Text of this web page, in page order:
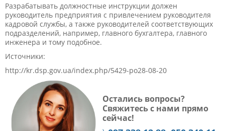
Разрабатывать должностные инструкции должен
руководитель предприятия с привлечением руководителя
кадровой службы, а также руководителей соответствующих
подразделений, например, главного бухгалтера, главного
инженера и тому подобное.
Источники:
http://kr.dsp.gov.ua/index.php/5429-po28-08-20
Остались вопросы?
Свяжитесь с нами прямо
сейчас!